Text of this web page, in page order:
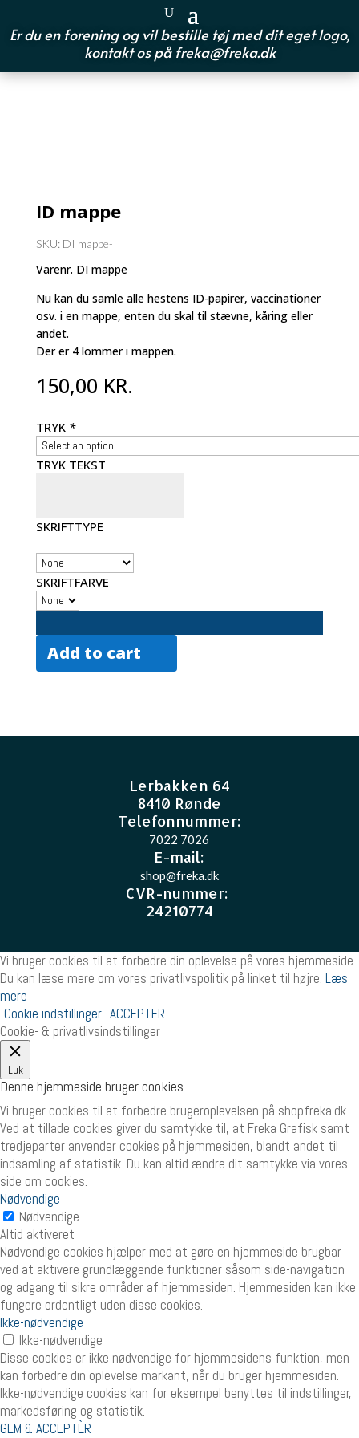
Er du en forening og vil bestille tøj med dit eget logo,
kontakt os på freka@freka.dk
ID mappe
SKU: DI mappe-
Varenr. DI mappe
Nu kan du samle alle hestens ID-papirer, vaccinationer
osv. i en mappe, enten du skal til stævne, kåring eller
andet.
Der er 4 lommer i mappen.
150,00 KR.
TRYK *
TRYK TEKST
SKRIFTTYPE
SKRIFTFARVE
Add to cart
Lerbakken 64
8410 Rønde
Telefonnummer:
7022 7026
E-mail:
shop@freka.dk
CVR-nummer:
24210774
Vi bruger cookies til at forbedre din oplevelse på vores hjemmeside.
Du kan læse mere om vores privatlivspolitik på linket til højre. Læs
mere
Cookie indstillinger ACCEPTER
Cookie- & privatlivsindstillinger
Luk
Denne hjemmeside bruger cookies
Vi bruger cookies til at forbedre brugeroplevelsen på shopfreka.dk.
Ved at tillade cookies giver du samtykke til, at Freka Grafisk samt
tredjeparter anvender cookies på hjemmesiden, blandt andet til
indsamling af statistik. Du kan altid ændre dit samtykke via vores
side om cookies.
Nødvendige
Nødvendige
Altid aktiveret
Nødvendige cookies hjælper med at gøre en hjemmeside brugbar
ved at aktivere grundlæggende funktioner såsom side-navigation
og adgang til sikre områder af hjemmesiden. Hjemmesiden kan ikke
fungere ordentligt uden disse cookies.
Ikke-nødvendige
Ikke-nødvendige
Disse cookies er ikke nødvendige for hjemmesidens funktion, men
kan forbedre din oplevelse markant, når du bruger hjemmesiden.
Ikke-nødvendige cookies kan for eksempel benyttes til indstillinger,
markedsføring og statistik.
GEM & ACCEPTÈR